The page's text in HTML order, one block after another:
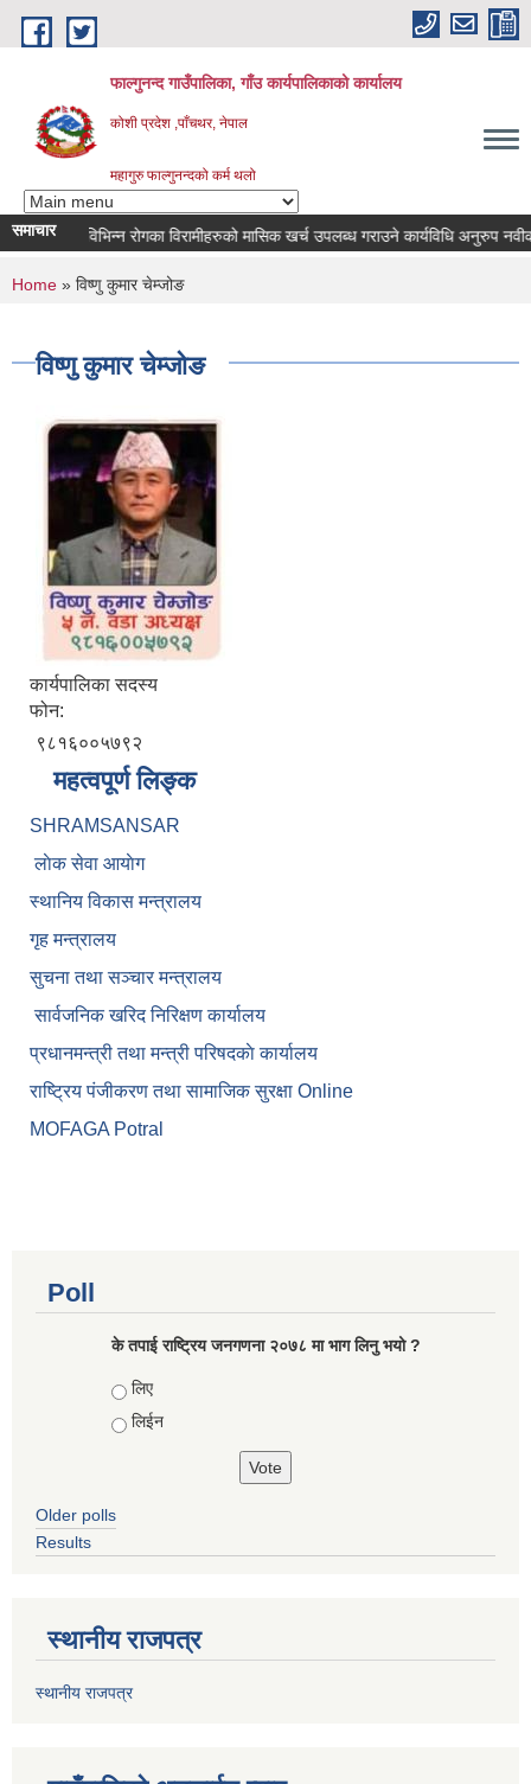
Skip to main content
फाल्गुनन्द गाउँपालिका, गाँउ कार्यपालिकाको कार्यालय
कोशी प्रदेश ,पाँचथर, नेपाल
महागुरु फाल्गुनन्दको कर्म थलो
समाचार विभिन्न रोगका विरामीहरुको मासिक खर्च उपलब्ध गराउने कार्यविधि अनुरुप
You are here
Home » विष्णु कुमार चेम्जोङ
विष्णु कुमार चेम्जोङ
कार्यपालिका सदस्य
फोन:
९८१६००५७९२
महत्वपूर्ण लिङ्क
SHRAMSANSAR
लाेक सेवा आयाेग
स्थानिय विकास मन्त्रालय
गृह मन्त्रालय
सुचना तथा सञ्चार मन्त्रालय
सार्वजनिक खरिद निरिक्षण कार्यालय
प्रधानमन्त्री तथा मन्त्री परिषदकाे कार्यालय
राष्ट्रिय पंजीकरण तथा सामाजिक सुरक्षा Online
MOFAGA Potral
Poll
के तपाई राष्ट्रिय जनगणना २०७८ मा भाग लिनु भयो ?
Choices
लिए
लिईन
Older polls
Results
स्थानीय राजपत्र
स्थानीय राजपत्र